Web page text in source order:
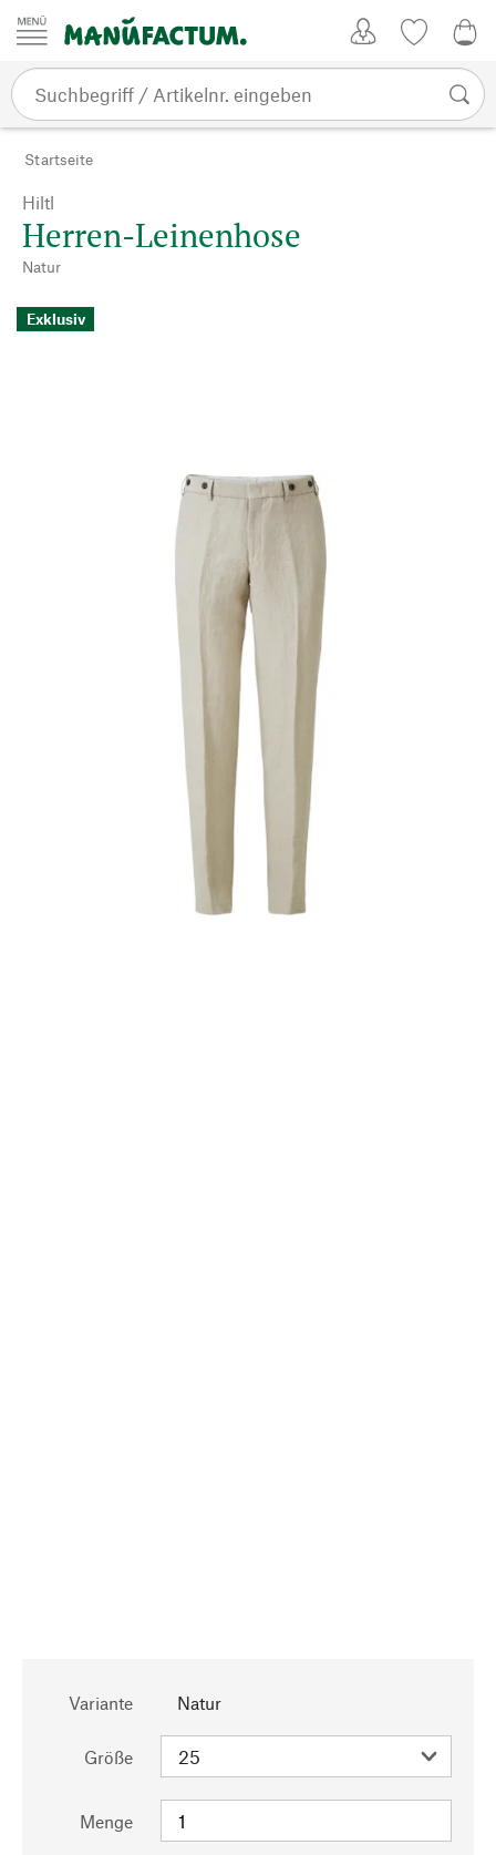
Zum Inhalt springen
Startseite
Hiltl
Herren-Leinenhose
Natur
Exklusiv
Variante Natur
Größe
Menge